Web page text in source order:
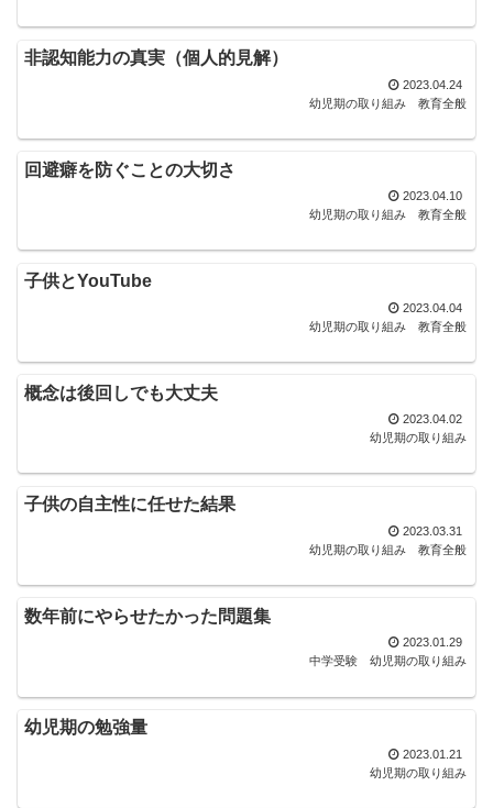
非認知能力の真実（個人的見解）
2023.04.24
幼児期の取り組み
教育全般
回避癖を防ぐことの大切さ
2023.04.10
幼児期の取り組み
教育全般
子供とYouTube
2023.04.04
幼児期の取り組み
教育全般
概念は後回しでも大丈夫
2023.04.02
幼児期の取り組み
子供の自主性に任せた結果
2023.03.31
幼児期の取り組み
教育全般
数年前にやらせたかった問題集
2023.01.29
中学受験
幼児期の取り組み
幼児期の勉強量
2023.01.21
幼児期の取り組み